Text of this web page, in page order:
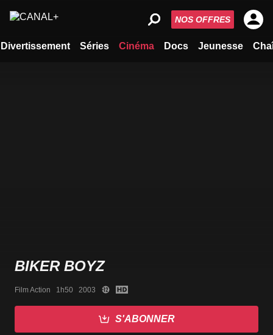
Divertissement Séries Cinéma Docs Jeunesse
NOS OFFRES
BIKER BOYZ
Film Action   1h50   2003
S'ABONNER